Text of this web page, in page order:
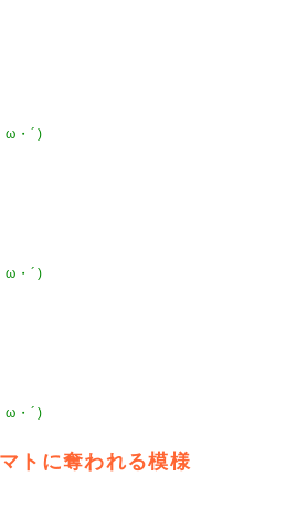
ω・´)
ω・´)
ω・´)
トに奪われる模様